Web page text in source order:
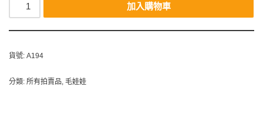
加入購物車
貨號: A194
分類: 所有拍賣品 毛娃娃